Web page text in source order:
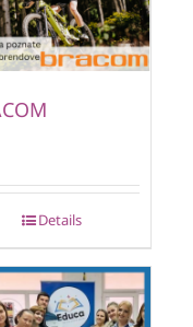
Details